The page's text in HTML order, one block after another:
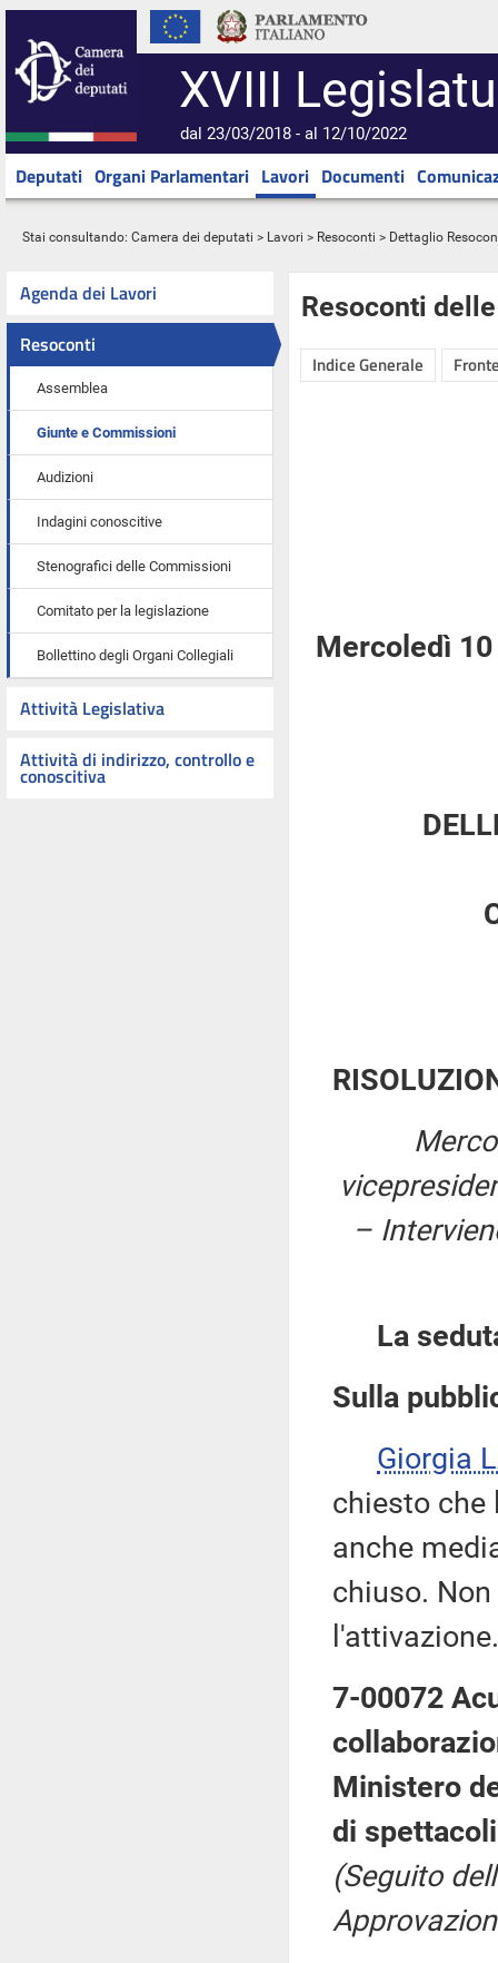
XVIII
dal 23/03/2018 - al 12/10/2022
Deputati Organi Parlamentari Lavori Documenti
Stai consultando: Camera dei deputati > Lavori > Resoconti > Dettaglio
Agenda dei Lavori
Resoconti
Assemblea
Giunte e Commissioni
Audizioni
Indagini conoscitive
Stenografici delle Commissioni
Comitato per la legislazione
Bollettino degli Organi Collegiali
Attività Legislativa
Attività di indirizzo, controllo e
conoscitiva
Resoconti
Indice Generale
Mercoledì
–
La
Sulla
Giorgia
chiesto che
anche
chiuso.
l'attivazione.
7-00072
Ministero
di
(Seguito